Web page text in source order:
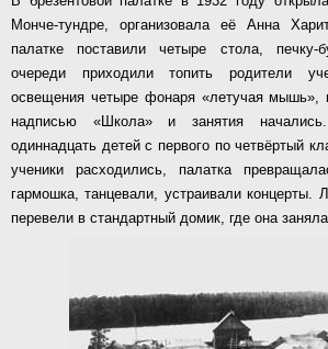
Монче-тундре, организовала её Анна
палатке поставили четыре стола, печку-
очереди приходили топить родители
освещения четыре фонаря «летучая мышь»,
надписью «Школа» и занятия
одиннадцать детей с первого по четвёртый
ученики расходились, палатка
гармошка, танцевали, устраивали концерты.
перевели в стандартный домик, где она